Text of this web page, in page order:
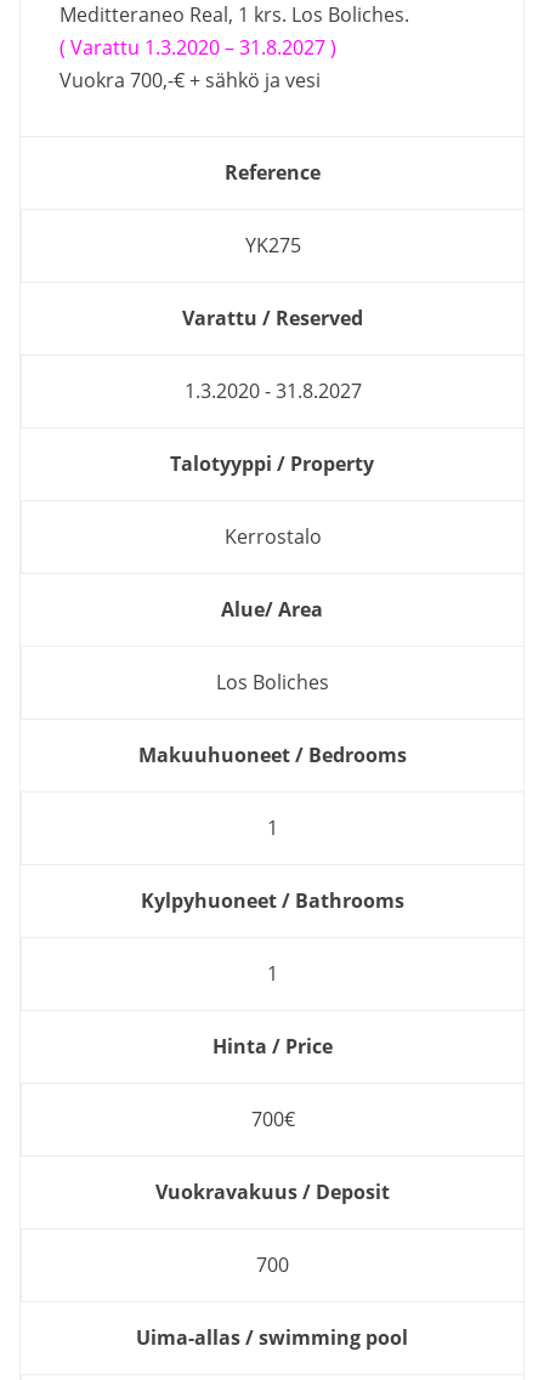
Meditteraneo Real, 1 krs. Los Boliches.
( Varattu 1.3.2020 –31.8.2027 )
Vuokra 700,-€ + sähkö ja vesi
Reference
YK275
Varattu / Reserved
1.3.2020 - 31.8.2027
Talotyyppi / Property
Kerrostalo
Alue/ Area
Los Boliches
Makuuhuoneet / Bedrooms
1
Kylpyhuoneet / Bathrooms
1
Hinta / Price
700€
Vuokravakuus / Deposit
700
Uima-allas / swimming pool